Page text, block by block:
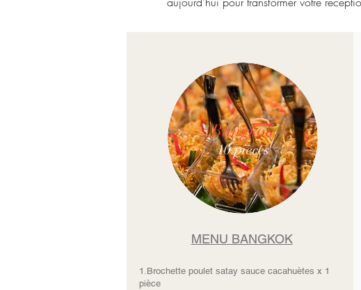
Bangkok
10 pièces
MENU BANGKOK
1.Brochette poulet satay sauce cacahuètes x 1
pièce